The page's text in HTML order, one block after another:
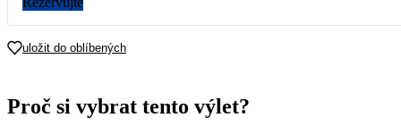
uložit do oblíbených
Proč si vybrat tento výlet?